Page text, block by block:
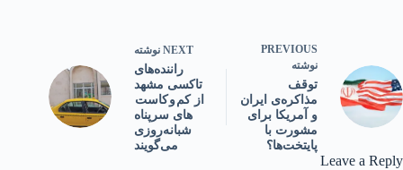
PREVIOUS
نوشته
توقف
مذاکره‌ی ایران
و آمریکا برای
مشورت با
پایتخت‌ها؟
NEXT نوشته
راننده‌های
تاکسی مشهد
از کم و کاست
های سرپناه
شبانه‌روزی
می‌گویند
Leave a Reply